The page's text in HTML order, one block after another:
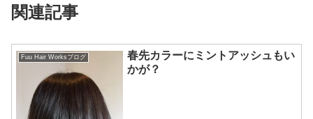
関連記事
Fuu Hair Worksブログ
春先カラーにミントアッシュもい
かが？